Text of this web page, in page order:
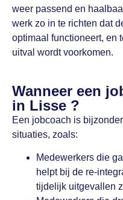
weer passend en
werk zo in te richten dat
optimaal functioneert, en
uitval wordt voorkomen.
Wanneer een
in Lisse ?
Een jobcoach is
situaties, zoals:
Medewerkers die
helpt bij de re-
tijdelijk uitgevallen